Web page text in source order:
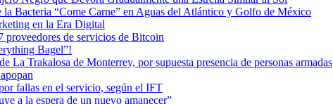
la Bacteria “Come Carne” en Aguas del Atlántico y Golfo de México
en la Era Digital
de servicios de Bitcoin
Bagel”!
La Trakalosa de Monterrey, por supuesta presencia de personas armadas
fallas en el servicio, según el IFT
a la espera de un nuevo amanecer”